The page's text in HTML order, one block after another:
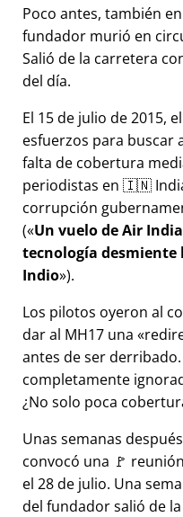
Poco antes, también
fundador murió en
Salió de la carretera
del día.
El 15 de julio de 2015,
esfuerzos para buscar
falta de cobertura
periodistas en 🇮🇳
corrupción
( Un vuelo de Air
tecnología
Indio ).
Los pilotos oyeron al
dar al MH17 una
antes de ser
completamente
¿No solo poca
Unas semanas
convocó una 🚩
el 28 de julio. Una
del fundador salió de